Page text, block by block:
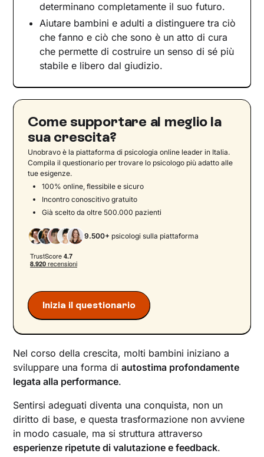
determinano completamente il suo futuro.
Aiutare bambini e adulti a distinguere tra ciò
che fanno e ciò che sono è un atto di cura
che permette di costruire un senso di sé più
stabile e libero dal giudizio.
Come supportare al meglio la
sua crescita?
Unobravo è la piattaforma di psicologia online leader in Italia.
Compila il questionario per trovare lo psicologo più adatto alle
tue esigenze.
Inizia il questionario
100% online, flessibile e sicuro
Incontro conoscitivo gratuito
Già scelto da oltre 500.000 pazienti
9.500+ psicologi sulla piattaforma
Nel corso della crescita, molti bambini iniziano a
sviluppare una forma diautostima profondamente
legata alla performance.
Sentirsi adeguati diventa una conquista, non un
diritto di base, e questa trasformazione non avviene
in modo casuale, ma si struttura attraverso
esperienze ripetute di valutazione e feedback.